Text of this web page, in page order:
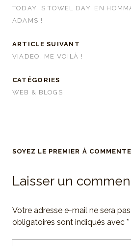
TODAY IS TOWEL DAY, EN
ADAMS !
ARTICLE SUIVANT
VIADEO, ME VOILÀ !
CATÉGORIES
WEB & BLOGS
SOYEZ LE PREMIER À
Laisser un
Votre adresse e-mail ne sera
obligatoires sont indiqués avec *